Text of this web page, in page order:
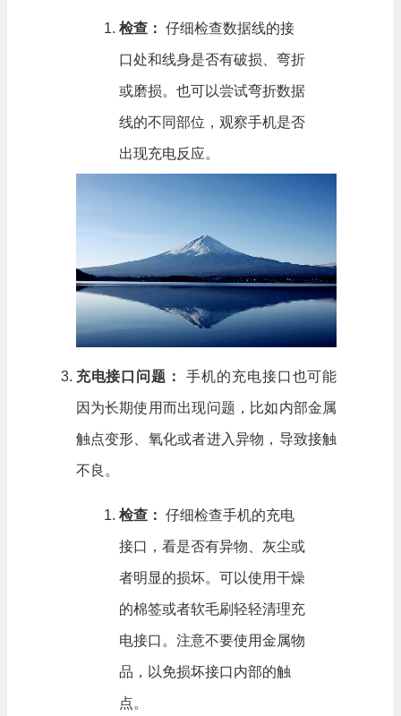
检查： 仔细检查数据线的接
口处和线身是否有破损、弯折
或磨损。也可以尝试弯折数据
线的不同部位，观察手机是否
出现充电反应。
充电接口问题： 手机的充电接口也可能
因为长期使用而出现问题，比如内部金属
触点变形、氧化或者进入异物，导致接触
不良。
检查： 仔细检查手机的充电
接口，看是否有异物、灰尘或
者明显的损坏。可以使用干燥
的棉签或者软毛刷轻轻清理充
电接口。注意不要使用金属物
品，以免损坏接口内部的触
点。